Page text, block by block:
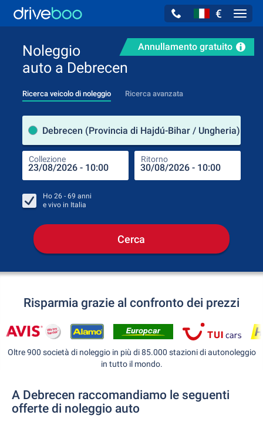
€
Annullamento gratuito
Noleggio
auto a Debrecen
Ricerca veicolo di noleggio Ricerca avanzata
Debrecen (Provincia di Hajdú-Bihar / Ungheria)
Collezione Ritorno
Ho 26 - 69 anni
e vivo in Italia
Cerca
Risparmia grazie al confronto dei prezzi
Oltre 900 società di noleggio in più di 85.000 stazioni di autonoleggio
in tutto il mondo.
A Debrecen raccomandiamo le seguenti
offerte di noleggio auto